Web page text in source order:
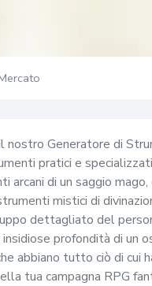
Generatore di
pratici e
arcani di un saggio
mistici di
dettagliato del
profondità di un
abbiano tutto ciò di cui
tua campagna RPG